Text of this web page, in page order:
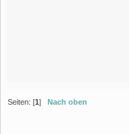
Seiten: [1] Nach oben